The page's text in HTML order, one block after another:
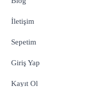
İletişim
Sepetim
Giriş Yap
Kayıt Ol